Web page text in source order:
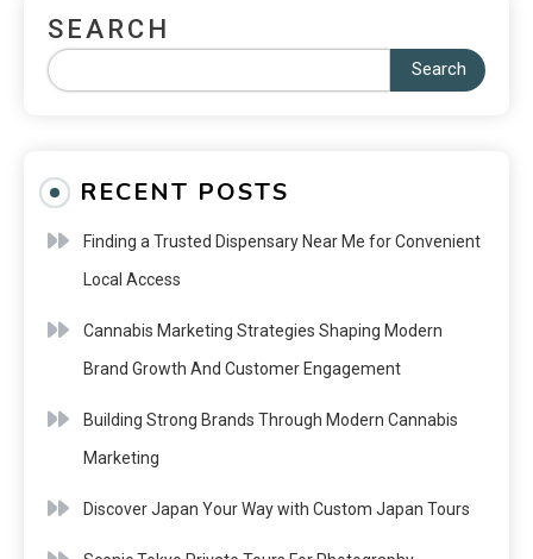
SEARCH
Search
RECENT POSTS
Finding a Trusted Dispensary Near Me for Convenient
Local Access
Cannabis Marketing Strategies Shaping Modern
Brand Growth And Customer Engagement
Building Strong Brands Through Modern Cannabis
Marketing
Discover Japan Your Way with Custom Japan Tours